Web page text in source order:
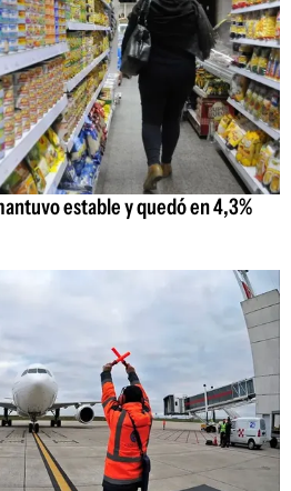
estable y quedó en 4,3%